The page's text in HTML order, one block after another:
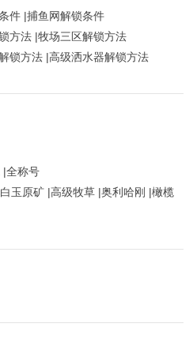
件 |捕鱼网解锁条件
方法 |牧场三区解锁方法
锁方法 |高级洒水器解锁方法
|全称号
玉原矿 |高级牧草 |奥利哈刚 |橄榄